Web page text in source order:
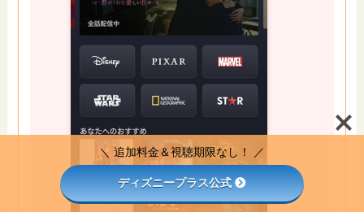
＼ 追加料金＆視聴期限なし！ ／
ディズニープラス公式